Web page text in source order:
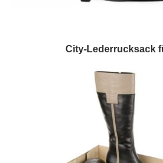
City-Lederrucksack